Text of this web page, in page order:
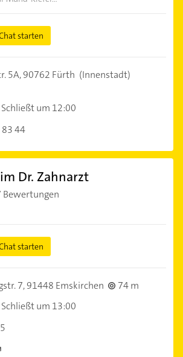
starten
5A,90762 Fürth (Innenstadt)
Schließt um 12:00
44
Dr. Zahnarzt
Bewertungen
starten
7,91448 Emskirchen
74 m
Schließt um 13:00